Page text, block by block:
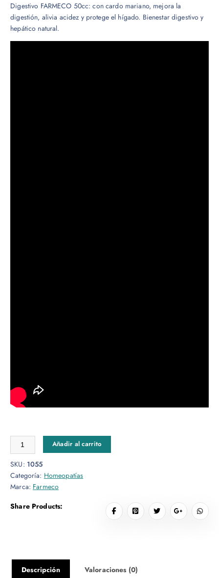
Digestivo FARMECO 50cc: con cardo mariano, mejora la
digestión, alivia acidez y protege el hígado. Bienestar digestivo y
hepático natural.
Digestivo Hepatoprotector 50ml cantidad
Añadir al carrito
SKU: 1055
Categoría: Homeopatías
Marca: Farmeco
Share Products:
Descripción Valoraciones (0)